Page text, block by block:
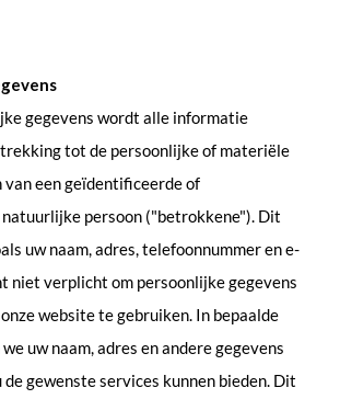
gegevens wordt alle informatie
tot de persoonlijke of materiële
van een geïdentificeerde of
persoon ("betrokkene"). Dit
uw naam, adres, telefoonnummer en e-
niet verplicht om persoonlijke gegevens
website te gebruiken. In bepaalde
uw naam, adres en andere gegevens
de gewenste services kunnen bieden. Dit